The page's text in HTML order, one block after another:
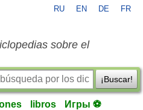
RU EN DE FR
sobre el
¡Buscar!
libros Игры ⚽